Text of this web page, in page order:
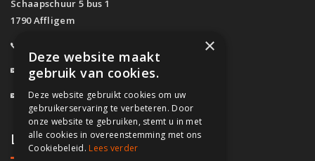
Schaapschuur 5 bus 1
1790 Affligem
info@fassado.be
BTW: BE 0700.617.934
Lokaal contact
×
Deze website maakt
gebruik van cookies.
Deze website gebruikt cookies om uw
gebruikerservaring te verbeteren. Door
onze website te gebruiken, stemt u in met
alle cookies in overeenstemming met ons
Cookiebeleid. Lees verder